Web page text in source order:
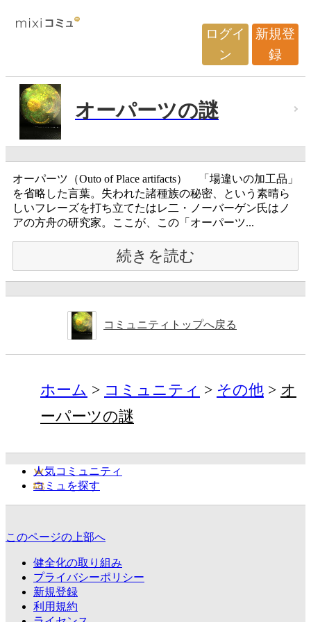
ログイ
ン
新規登
録
オーパーツの謎
オーパーツ（Outo of Place artifacts） 「場違いの加工品」
を省略した言葉。失われた諸種族の秘密、という素晴ら
しいフレーズを打ち立てたはレ二・ノーバーゲン氏はノ
アの方舟の研究家。ここが、この「オーパーツ...
続きを読む
コミュニティトップへ戻る
ホーム コミュニティ その他
オ
ーパーツの謎
人気コミュニティ
コミュを探す
このページの上部へ
健全化の取り組み
プライバシーポリシー
新規登録
利用規約